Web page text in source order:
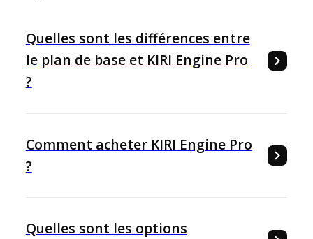
Quelles sont les différences entre
le plan de base et KIRI Engine Pro
?
Comment acheter KIRI Engine Pro
?
Quelles sont les options